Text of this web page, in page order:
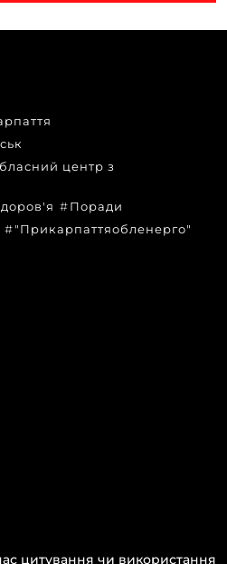
центр з
Поради
"Прикарпаттяобленерго"
цитування чи використання